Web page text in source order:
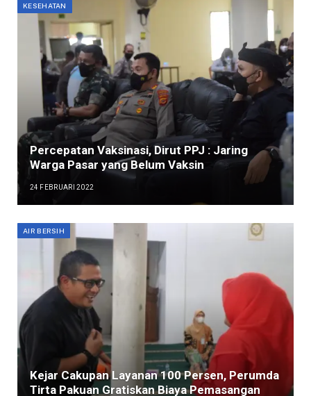
KESEHATAN
Percepatan Vaksinasi, Dirut PPJ : Jaring
Warga Pasar yang Belum Vaksin
24 FEBRUARI 2022
AIR BERSIH
Kejar Cakupan Layanan 100 Persen, Perumda
Tirta Pakuan Gratiskan Biaya Pemasangan